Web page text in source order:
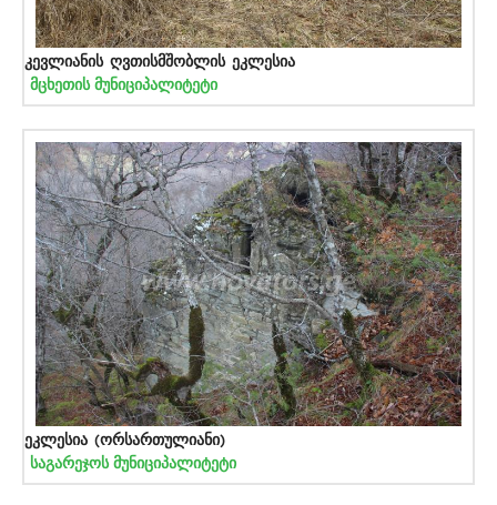
კევლიანის ღვთისმშობლის ეკლესია
მცხეთის მუნიციპალიტეტი
ეკლესია (ორსართულიანი)
საგარეჯოს მუნიციპალიტეტი